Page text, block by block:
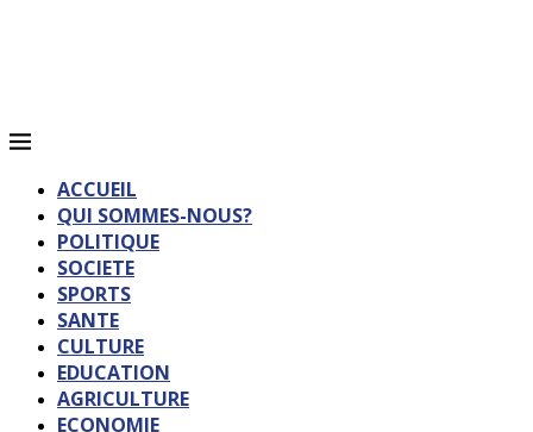
ACCUEIL
QUI SOMMES-NOUS?
POLITIQUE
SOCIETE
SPORTS
SANTE
CULTURE
EDUCATION
AGRICULTURE
ECONOMIE